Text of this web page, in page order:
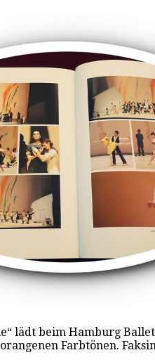
lädt beim Hamburg
Farbtönen.